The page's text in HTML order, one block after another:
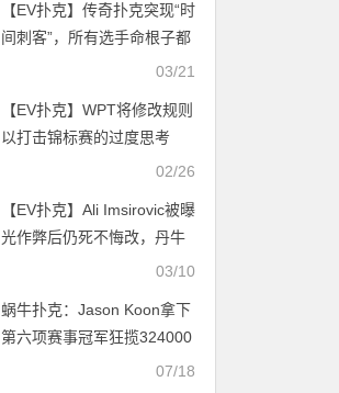
【EV扑克】传奇扑克突现“时
间刺客”，所有选手命根子都
03/21
【EV扑克】WPT将修改规则
以打击锦标赛的过度思考
02/26
【EV扑克】Ali Imsirovic被曝
光作弊后仍死不悔改，丹牛
呼吁网站和扑克室将其封杀
03/10
蜗牛扑克：Jason Koon拿下
第六项赛事冠军狂揽324000
07/18